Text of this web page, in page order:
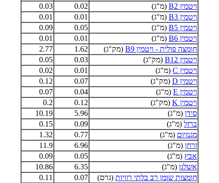
ויטמין B2
(מ"ג) 0.02
0.03
ויטמין B3
(מ"ג) 0.01
0.01
ויטמין B5
(מ"ג) 0.05
0.09
ויטמין B6
(מ"ג) 0.01
0.01
חומצה פולית - ויטמין B9
(מק"ג) 1.62
2.77
ויטמין B12
(מק"ג) 0.03
0.05
ויטמין C
(מ"ג) 0.01
0.02
ויטמין D
(מק"ג) 0.07
0.12
ויטמין E
(מ"ג) 0.04
0.07
ויטמין K
(מק"ג) 0.12
0.2
סידן (מ"ג) 5.96
10.19
ברזל (מ"ג) 0.09
0.15
מגנזיום (מ"ג) 0.77
1.32
זרחן (מ"ג) 6.96
11.9
אבץ (מ"ג) 0.05
0.09
אשלגן (מ"ג) 6.35
10.86
חומצות שומן רב בלתי רוויות (גרם) 0.07
0.11